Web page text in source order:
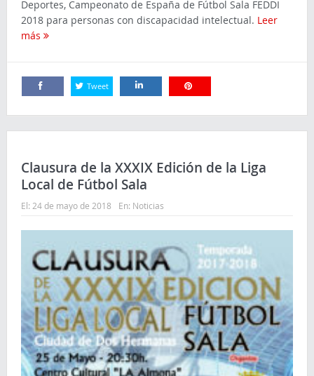
Deportes, Campeonato de España de Fútbol Sala FEDDI
2018 para personas con discapacidad intelectual. Leer
más
Tweet
Clausura de la XXXIX Edición de la Liga
Local de Fútbol Sala
El: 24 de mayo de 2018 En: Noticias